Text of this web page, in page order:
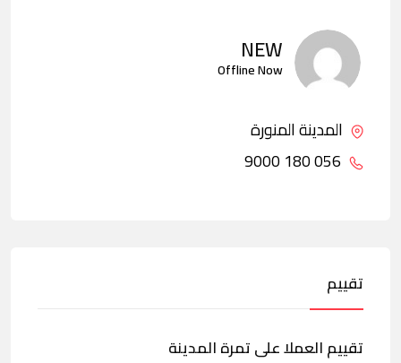
NEW
Offline Now
المدينة المنورة
تقييم
تقييم العملا على تمرة المدينة